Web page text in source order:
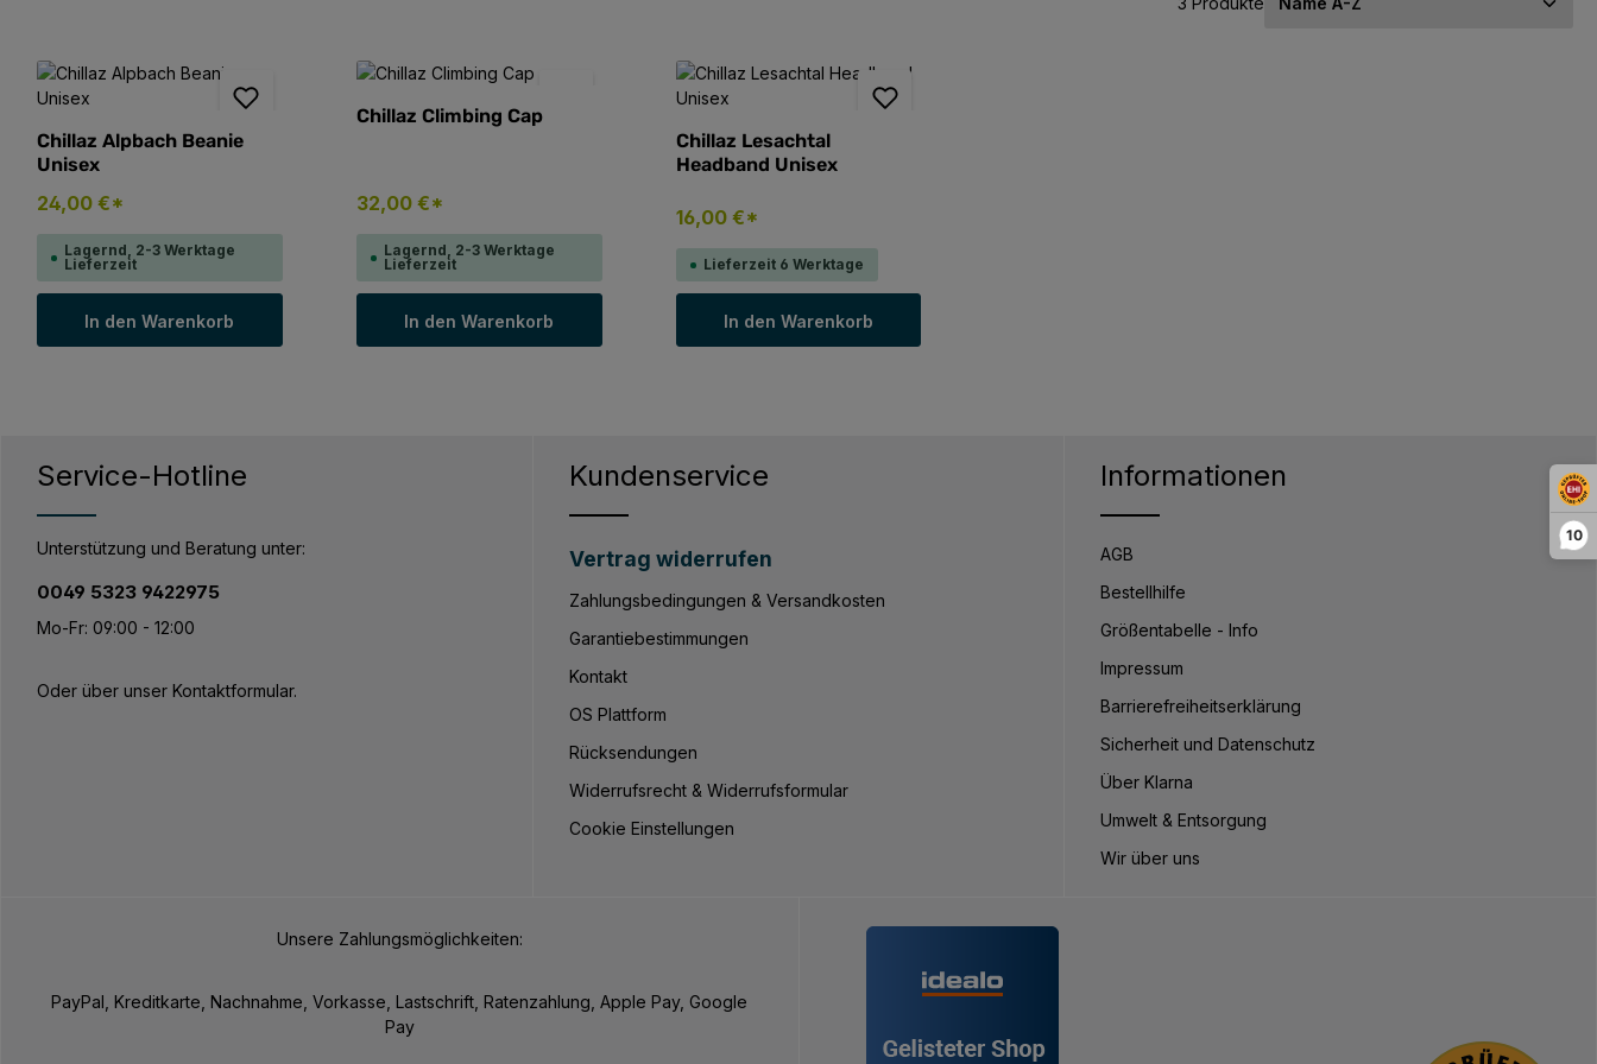
10
Chillaz Alpbach Beanie
Unisex
24,00 €*
Lagernd, 2-3 Werktage
Lieferzeit
In den Warenkorb
Chillaz Climbing Cap
32,00 €*
Lagernd, 2-3 Werktage
Lieferzeit
In den Warenkorb
Chillaz Lesachtal
Headband Unisex
16,00 €*
Lieferzeit 6 Werktage
In den Warenkorb
Service-Hotline
Unterstützung und Beratung unter:
0049 5323 9422975
Mo-Fr: 09:00 - 12:00
Oder über unser Kontaktformular.
Kundenservice
Vertrag widerrufen
Zahlungsbedingungen & Versandkosten
Garantiebestimmungen
Kontakt
OS Plattform
Rücksendungen
Widerrufsrecht & Widerrufsformular
Cookie Einstellungen
Informationen
AGB
Bestellhilfe
Größentabelle - Info
Impressum
Barrierefreiheitserklärung
Sicherheit und Datenschutz
Über Klarna
Umwelt & Entsorgung
Wir über uns
Unsere Zahlungsmöglichkeiten:
PayPal, Kreditkarte, Nachnahme, Vorkasse, Lastschrift, Ratenzahlung, Apple Pay, Google
Pay